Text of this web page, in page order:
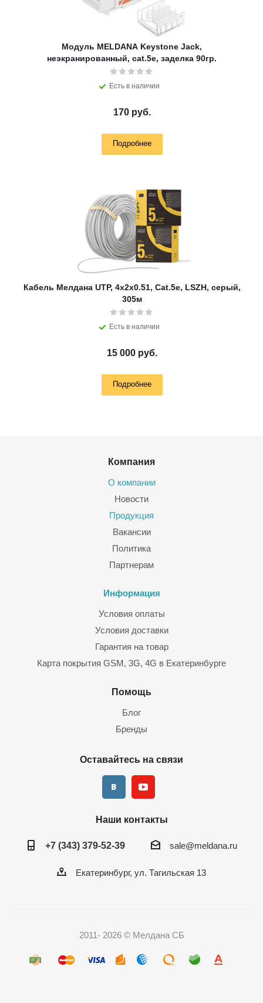
Модуль MELDANA Keystone Jack,
неэкранированный, cat.5e, заделка 90гр.
Есть в наличии
170 руб.
Подробнее
Кабель Мелдана UTP, 4х2х0.51, Cat.5e, LSZH, серый,
305м
Есть в наличии
15 000 руб.
Подробнее
Компания
О компании
Новости
Продукция
Вакансии
Политика
Партнерам
Информация
Условия оплаты
Условия доставки
Гарантия на товар
Карта покрытия GSM, 3G, 4G в Екатеринбурге
Помощь
Блог
Бренды
Оставайтесь на связи
Наши контакты
+7 (343) 379-52-39 sale@meldana.ru
Екатеринбург, ул. Тагильская 13
2011- 2026 © Мелдана СБ